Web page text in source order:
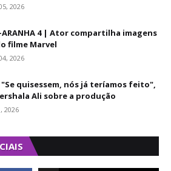
2026
ARANHA 4 | Ator compartilha imagens
filme Marvel
2026
"Se quisessem, nós já teríamos feito",
Ali sobre a produção
2026